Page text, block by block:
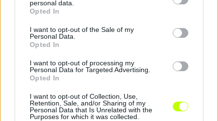
grant or deny consent to Google and its third-party tags to
use your data for below specified purposes in below Google
consent section.
personal data.
Opted In
I want to opt-out of the Sale of my
Personal Data.
Opted In
I want to opt-out of processing my
Personal Data for Targeted Advertising.
Opted In
I want to opt-out of Collection, Use,
Retention, Sale, and/or Sharing of my
Personal Data that Is Unrelated with the
Purposes for which it was collected.
UnmuteLoaded
Szöveg forrása: dvsc.hu
Megosztás: